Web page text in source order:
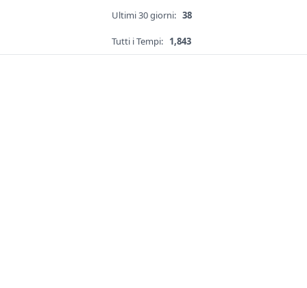
Ultimi 30 giorni: 38
Tutti i Tempi: 1,843